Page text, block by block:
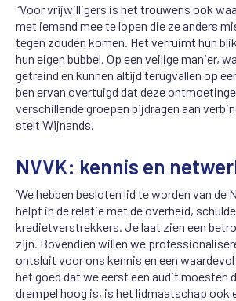
‘Voor vrijwilligers is het trouwens ook
met iemand mee te lopen die ze anders
tegen zouden komen. Het verruimt hun
hun eigen bubbel. Op een veilige manier,
getraind en kunnen altijd terugvallen op
ben ervan overtuigd dat deze
verschillende groepen bijdragen aan
stelt Wijnands.
NVVK: kennis en
‘We hebben besloten lid te worden van de
helpt in de relatie met de overheid,
kredietverstrekkers. Je laat zien een
zijn. Bovendien willen we
ontsluit voor ons kennis en een
het goed dat we eerst een audit moesten
drempel hoog is, is het lidmaatschap ook